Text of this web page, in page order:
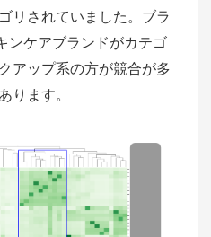
リされていました。ブラ
ンケアブランドがカテゴ
アップ系の方が競合が多
ります。